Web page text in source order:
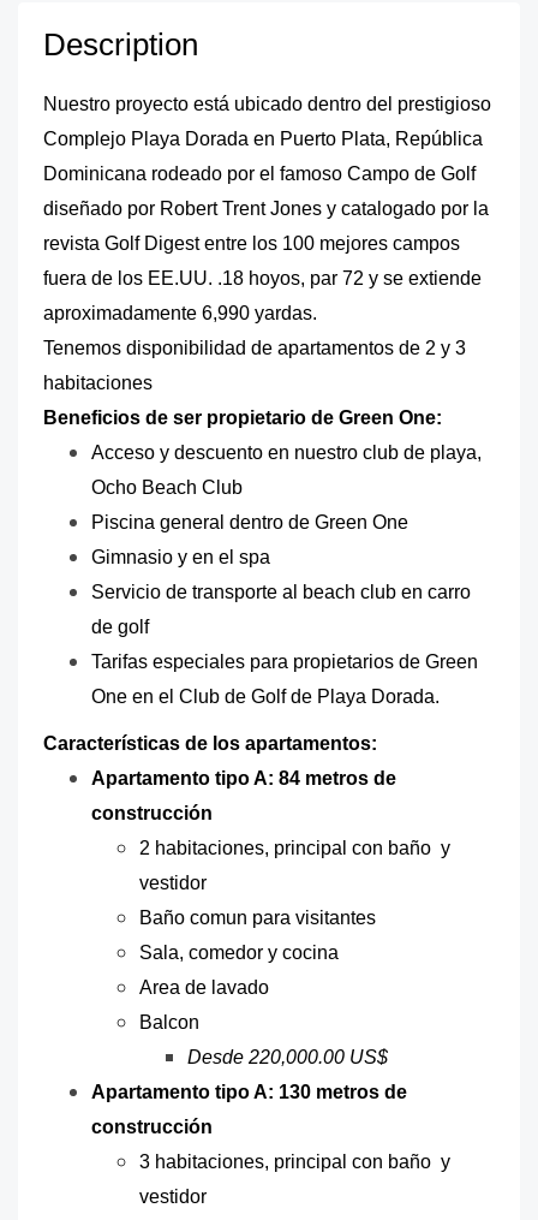
Description
Nuestro proyecto está ubicado dentro del prestigioso
Complejo Playa Dorada en Puerto Plata, República
Dominicana rodeado por el famoso Campo de Golf
diseñado por Robert Trent Jones y catalogado por la
revista Golf Digest entre los 100 mejores campos
fuera de los EE.UU. .18 hoyos, par 72 y se extiende
aproximadamente 6,990 yardas.
Tenemos disponibilidad de apartamentos de 2 y 3
habitaciones
Beneficios de ser propietario de Green One:
Acceso y descuento en nuestro club de playa,
Ocho Beach Club
Piscina general dentro de Green One
Gimnasio y en el spa
Servicio de transporte al beach club en carro
de golf
Tarifas especiales para propietarios de Green
One en el Club de Golf de Playa Dorada.
Características de los apartamentos:
Apartamento tipo A: 84 metros de
construcción
2 habitaciones, principal con baño y
vestidor
Baño comun para visitantes
Sala, comedor y cocina
Area de lavado
Balcon
Desde 220,000.00 US$
Apartamento tipo A: 130 metros de
construcción
3 habitaciones, principal con baño y
vestidor